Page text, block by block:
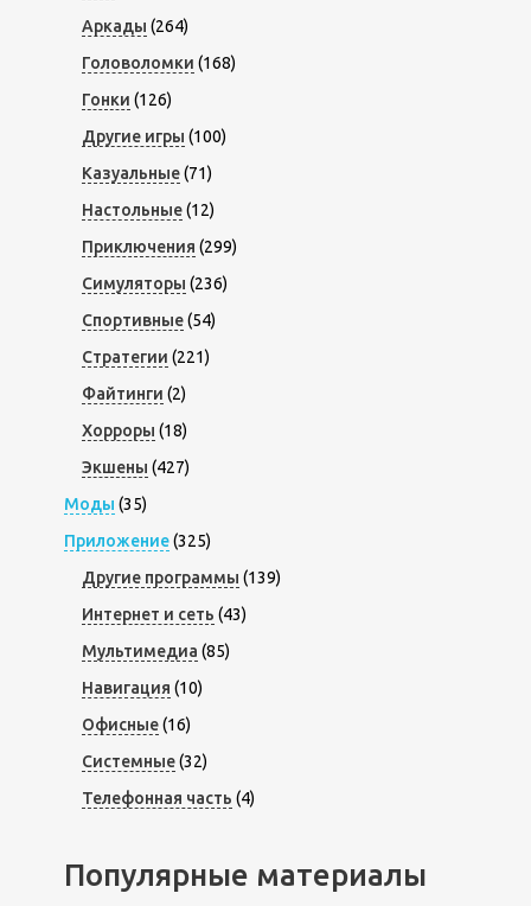
Аркады (264)
Головоломки (168)
Гонки (126)
Другие игры (100)
Казуальные(71)
Настольные(12)
Приключения (299)
Симуляторы (236)
Спортивные(54)
Стратегии (221)
Файтинги (2)
Хорроры (18)
Экшены (427)
Моды (35)
Приложение(325)
Другие программы (139)
Интернет и сеть (43)
Мультимедиа (85)
Навигация (10)
Офисные(16)
Системные(32)
Телефонная часть (4)
Популярные материалы